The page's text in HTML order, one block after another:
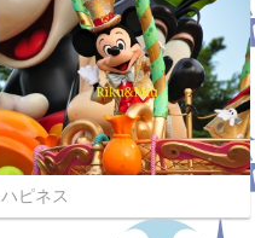
ハピネス